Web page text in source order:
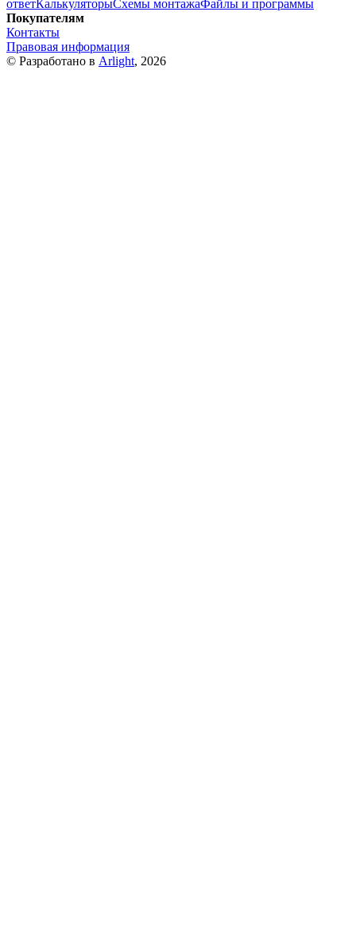
ответКалькуляторыСхемы монтажаФайлы и программы
Покупателям
Контакты
Правовая информация
© Разработано в Arlight, 2026